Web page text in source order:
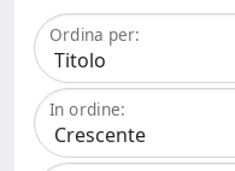
Ordina per:
In ordine: